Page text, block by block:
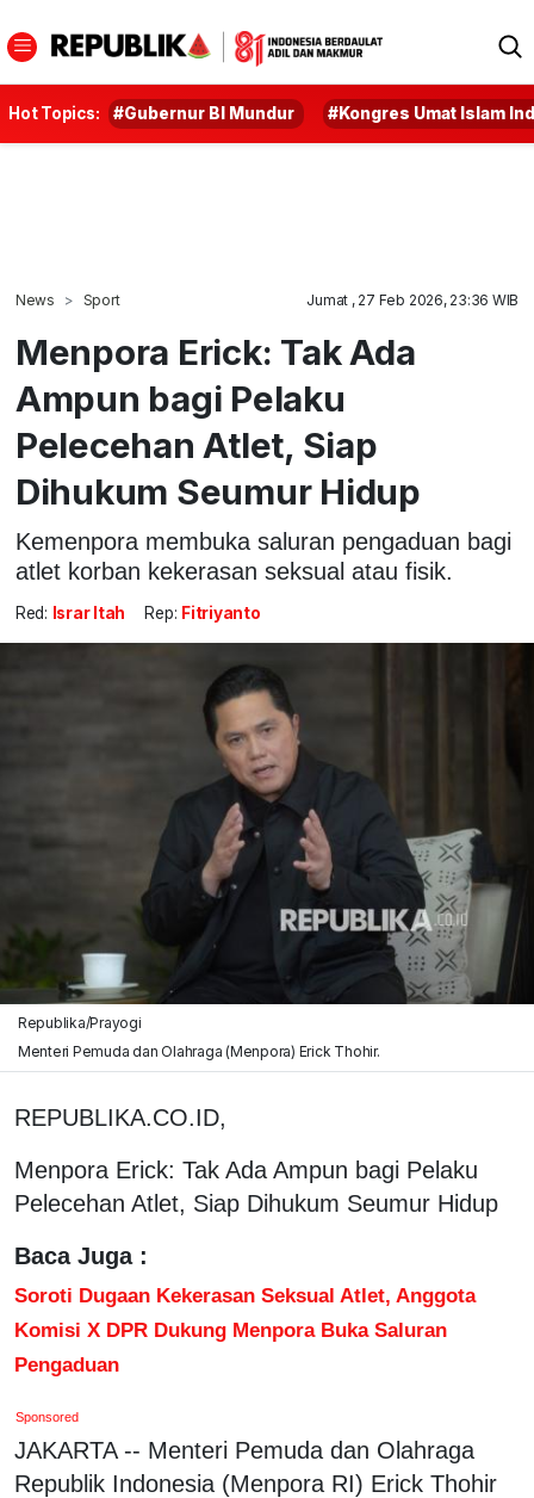
Hot Topics: #Gubernur BI Mundur #Kongres Umat Islam
News Sport Jumat , 27 Feb 2026, 23:36 WIB
Menpora Erick: Tak Ada
Ampun bagi Pelaku
Pelecehan Atlet, Siap
Dihukum Seumur Hidup
Kemenpora membuka saluran pengaduan bagi
atlet korban kekerasan seksual atau fisik.
Red: Israr Itah Rep: Fitriyanto
Republika/Prayogi
Menteri Pemuda dan Olahraga (Menpora) Erick Thohir.
REPUBLIKA.CO.ID,
Menpora Erick: Tak Ada Ampun bagi Pelaku
Pelecehan Atlet, Siap Dihukum Seumur Hidup
Baca Juga :
Soroti Dugaan Kekerasan Seksual Atlet, Anggota
Komisi X DPR Dukung Menpora Buka Saluran
Pengaduan
Sponsored
JAKARTA -- Menteri Pemuda dan Olahraga
Republik Indonesia (Menpora RI) Erick Thohir